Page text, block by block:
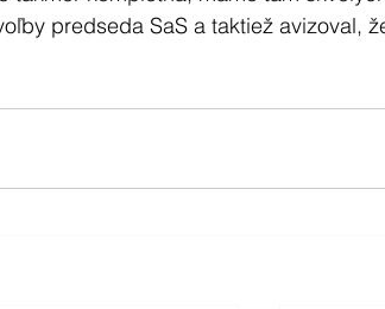
predseda SaS a taktiež avizoval,